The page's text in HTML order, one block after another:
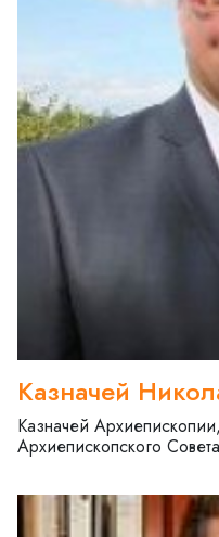
Казначей
Казначей
Архиепископского